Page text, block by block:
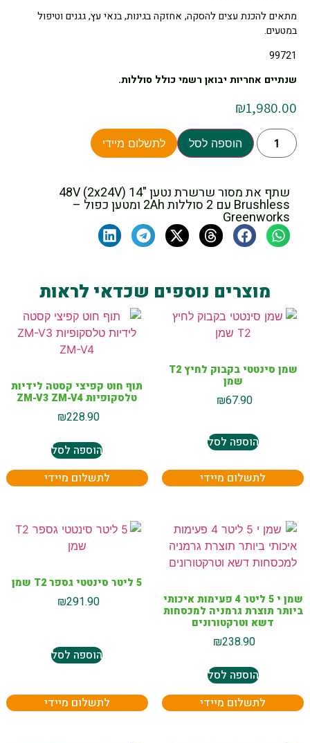
מתאים להכנת עצים להסקה, אחזקה בגינות, בנאי עץ, גגנים וטיפול
במטעים.
99721
שנתיים אחריות יבואן רשמי כולל סוללות.
₪1,980.00
הוספה לסל לתשלום מיידי
שתף את מסור שרשרת נטען "14 48V (2x24V)
Brushless עם 2 סוללות 2Ah ומטען כפול –
Greenworks
מוצרים נוספים שכדאי לראות
שמן סינטטי בקבוק לחיץ T2
שמן
₪67.90
הוספה לסל
לתשלום מיידי
תוף חוט קפיצי קסטה לידיות
טלסקופיות ZM-V3 ZM-V4
₪228.90
הוספה לסל
לתשלום מיידי
שמן י 5 ליטר 4 פעימות איכותי
ביותר תוצרת גרמניה למכסחות
דשא וטרקטורונים
₪238.90
הוספה לסל
לתשלום מיידי
5 ליטר סינטטי גספר T2 שמן
₪291.90
הוספה לסל
לתשלום מיידי